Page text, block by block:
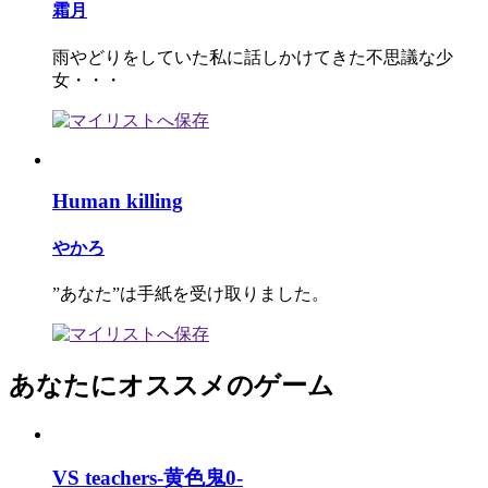
霜月
雨やどりをしていた私に話しかけてきた不思議な少
女・・・
Human killing
やかろ
”あなた”は手紙を受け取りました。
あなたにオススメのゲーム
VS teachers-黄色鬼0-